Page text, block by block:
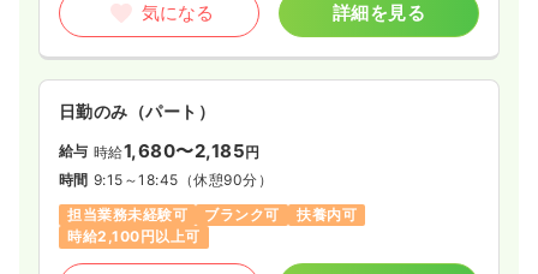
気になる 詳細を見る
日勤のみ（パート）
給与 時給1,680〜2,185円
時間 9:15～18:45 （休憩90分）
担当業務未経験可
ブランク可
扶養内可
時給2,100円以上可